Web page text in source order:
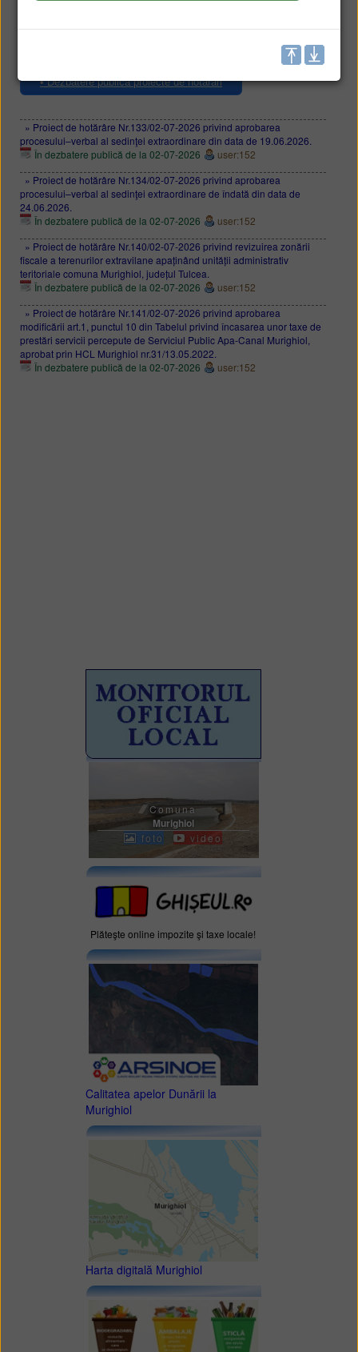
• Lista HCL • Registru HCL
• Dezbatere publică proiecte de hotărâri
» Proiect de hotărâre Nr.133/02-07-2026 privind aprobarea
procesului–verbal al sedinţei extraordinare din data de 19.06.2026.
În dezbatere publică de la 02-07-2026
user:152
» Proiect de hotărâre Nr.134/02-07-2026 privind aprobarea
procesului–verbal al sedinţei extraordinare de îndată din data de
24.06.2026.
În dezbatere publică de la 02-07-2026
user:152
» Proiect de hotărâre Nr.140/02-07-2026 privind revizuirea zonării
fiscale a terenurilor extravilane apaținând unității administrativ
teritoriale comuna Murighiol, județul Tulcea.
În dezbatere publică de la 02-07-2026
user:152
» Proiect de hotărâre Nr.141/02-07-2026 privind aprobarea
modificării art.1, punctul 10 din Tabelul privind încasarea unor taxe de
prestări servicii percepute de Serviciul Public Apa-Canal Murighiol,
aprobat prin HCL Murighiol nr.31/13.05.2022.
În dezbatere publică de la 02-07-2026
user:152
Comuna
Murighiol
foto video
Plăteşte online impozite şi taxe locale!
Calitatea apelor Dunării la
Murighiol
Harta digitală Murighiol